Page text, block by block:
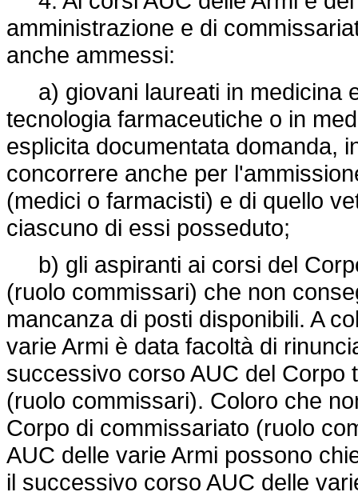
amministrazione e di
anche ammessi:
a) giovani laureati in medicina
tecnologia farmaceutiche o in
esplicita documentata domanda,
concorrere anche per
(medici o farmacisti) e di quello
ciascuno di essi posseduto;
b) gli aspiranti ai corsi del
(ruolo commissari) che non
mancanza di posti disponibili. A
varie Armi è data facoltà di
successivo corso AUC del Corpo
(ruolo commissari). Coloro che
Corpo di commissariato (ruolo
AUC delle varie Armi possono
il successivo corso AUC delle